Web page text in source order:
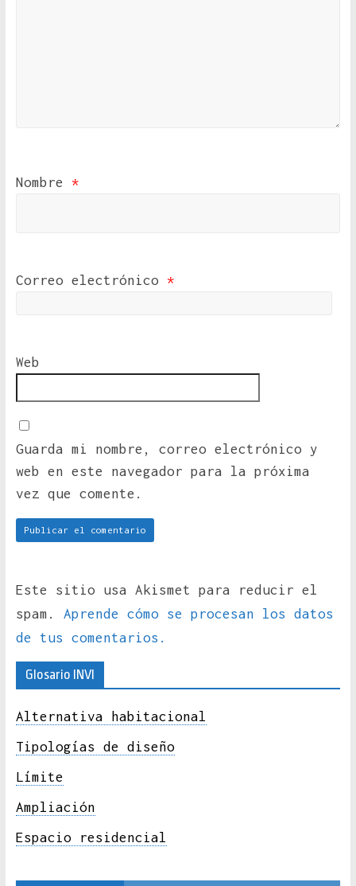
Nombre *
Correo electrónico *
Web
Guarda mi nombre, correo electrónico y
web en este navegador para la próxima
vez que comente.
Este sitio usa Akismet para reducir el
spam. Aprende cómo se procesan los datos
de tus comentarios.
Glosario INVI
Alternativa habitacional
Tipologías de diseño
Límite
Ampliación
Espacio residencial